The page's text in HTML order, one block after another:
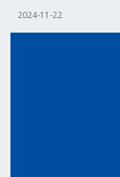
2024-11-22